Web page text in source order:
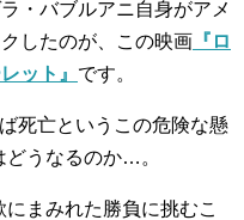
・バブルアニ自身がアメ
したのが、この映画 『ロ
ット』 です。
死亡というこの危険な懸
どうなるのか…。
まみれた勝負に挑むこ